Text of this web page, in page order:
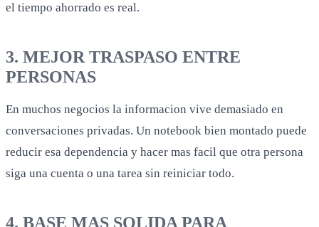
el tiempo ahorrado es real.
3. MEJOR TRASPASO ENTRE
PERSONAS
En muchos negocios la informacion vive demasiado en
conversaciones privadas. Un notebook bien montado puede
reducir esa dependencia y hacer mas facil que otra persona
siga una cuenta o una tarea sin reiniciar todo.
4. BASE MAS SOLIDA PARA